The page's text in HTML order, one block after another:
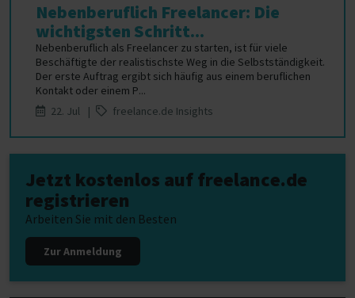
Nebenberuflich Freelancer: Die
wichtigsten Schritt...
Nebenberuflich als Freelancer zu starten, ist für viele
Beschäftigte der realistischste Weg in die Selbstständigkeit.
Der erste Auftrag ergibt sich häufig aus einem beruflichen
Kontakt oder einem P...
22. Jul |
freelance.de Insights
Jetzt kostenlos auf freelance.de
registrieren
Arbeiten Sie mit den Besten
Zur Anmeldung